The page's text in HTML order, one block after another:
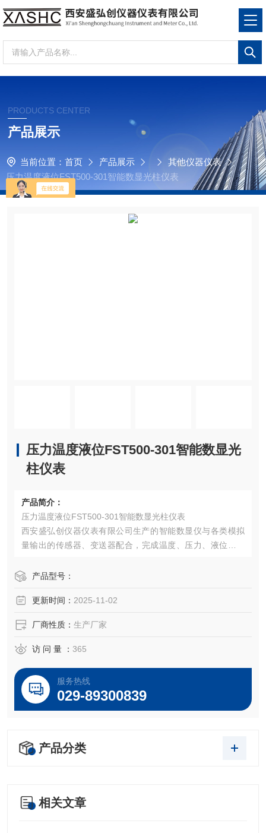
PRODUCTS CENTER
产品展示
当前位置： 首页 产品展示
其他仪器仪表
压力温度液位FST500-301智能数显光柱仪表
压力温度液位FST500-301智能数显光
柱仪表
产品简介：
压力温度液位FST500-301智能数显光柱仪表
西安盛弘创仪器仪表有限公司生产的​智能数显仪与各类模拟
量输出的传感器、变送器配合，完成温度、压力、液位、成
产品型号：
更新时间： 2025-11-02
厂商性质： 生产厂家
访 问 量 ： 365
服务热线
029-89300839
产品分类
相关文章